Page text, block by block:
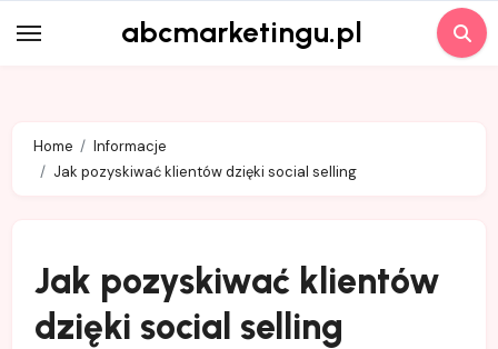
to
abcmarketingu.pl
Home
Informacje
Jak pozyskiwać klientów dzięki social selling
Jak pozyskiwać klientów
dzięki social selling